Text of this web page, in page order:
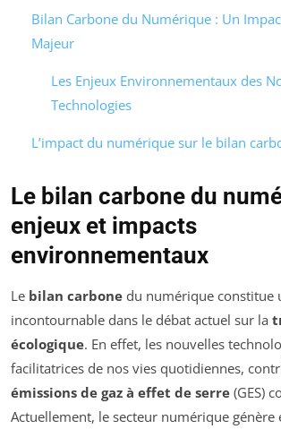
Bilan Carbone du Numérique : Un
Majeur
Les Enjeux Environnementaux des
Technologies
L’impact du numérique sur le bilan
Le bilan carbone du
enjeux et impacts
environnementaux
Le bilan carbone du numérique constitue
incontournable dans le débat actuel sur la
écologique. En effet, les nouvelles
facilitatrices de nos vies quotidiennes,
émissions de gaz à effet de serre (GES)
Actuellement, le secteur numérique génère